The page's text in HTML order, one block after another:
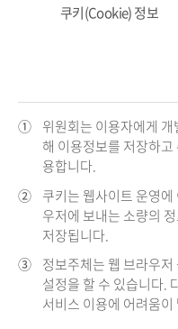
쿠키(Cookie) 정보
① 위원회는 이용자에게
해 이용정보를 저장하
용합니다.
② 쿠키는 웹사이트 운영
우저에 보내는 소량의
저장됩니다.
③ 정보주체는 웹 브라우
설정을 할 수 있습니다.
서비스 이용에 어려움